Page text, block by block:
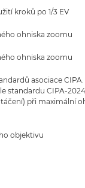
kroků po 1/3 EV
ohniska zoomu
ohniska zoomu
asociace
standardu CIPA-
při maximální
objektivu